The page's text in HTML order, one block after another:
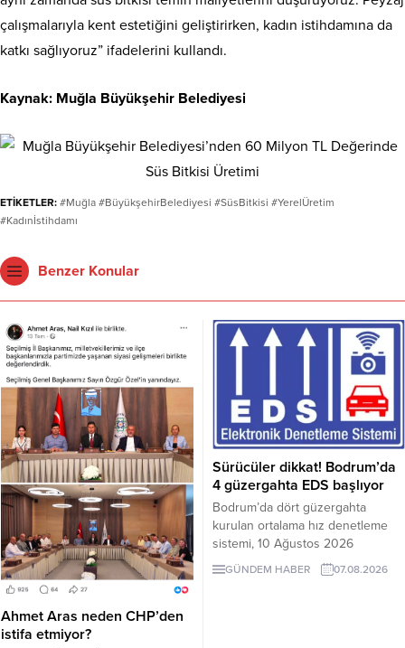
çalışmalarıyla kent estetiğini geliştirirken, kadın istihdamına da
katkı sağlıyoruz” ifadelerini kullandı.
Kaynak: Muğla Büyükşehir Belediyesi
ETİKETLER: #Muğla #BüyükşehirBelediyesi #SüsBitkisi #YerelÜretim
#Kadınİstihdamı
Benzer Konular
Ahmet Aras neden CHP’den
istifa etmiyor?
Sürücüler dikkat! Bodrum’da
4 güzergahta EDS başlıyor
Bodrum’da dört güzergahta
kurulan ortalama hız denetleme
sistemi, 10 Ağustos 2026
Pazartesi günü devreye girecek.
İşte EDS uygulanacak yollar.
GÜNDEM HABER 07.08.2026